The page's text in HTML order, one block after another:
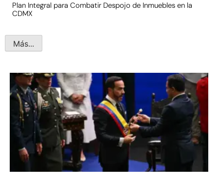
Plan Integral para Combatir Despojo de Inmuebles en la
CDMX
Más...